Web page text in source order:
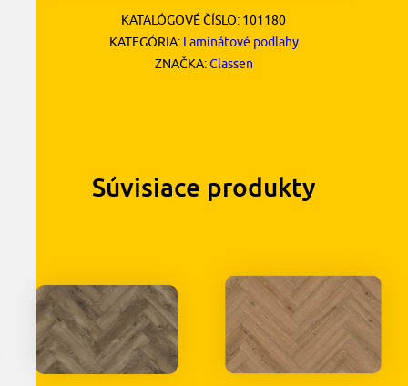
KATALÓGOVÉ ČÍSLO: 101180
KATEGÓRIA: Laminátové podlahy
ZNAČKA:Classen
Súvisiace produkty